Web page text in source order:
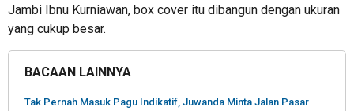
Jambi Ibnu Kurniawan, box cover itu dibangun dengan ukuran
yang cukup besar.
BACAAN LAINNYA
Tak Pernah Masuk Pagu Indikatif, Juwanda Minta Jalan Pasar